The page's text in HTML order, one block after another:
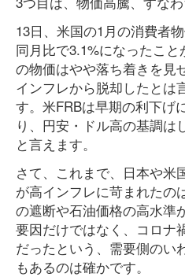
13日、米国の1月の消費者
同月比で3.1%になったこ
の物価はやや落ち着きを見
インフレから脱却したとは
す。米FRBは早期の利下げ
り、円安・ドル高の基調は
と言えます。
さて、これまで、日本や米
が高インフレに苛まれたの
の遮断や石油価格の高水準
要因だけではなく、コロナ
だったという、需要側のい
もあるのは確かです。